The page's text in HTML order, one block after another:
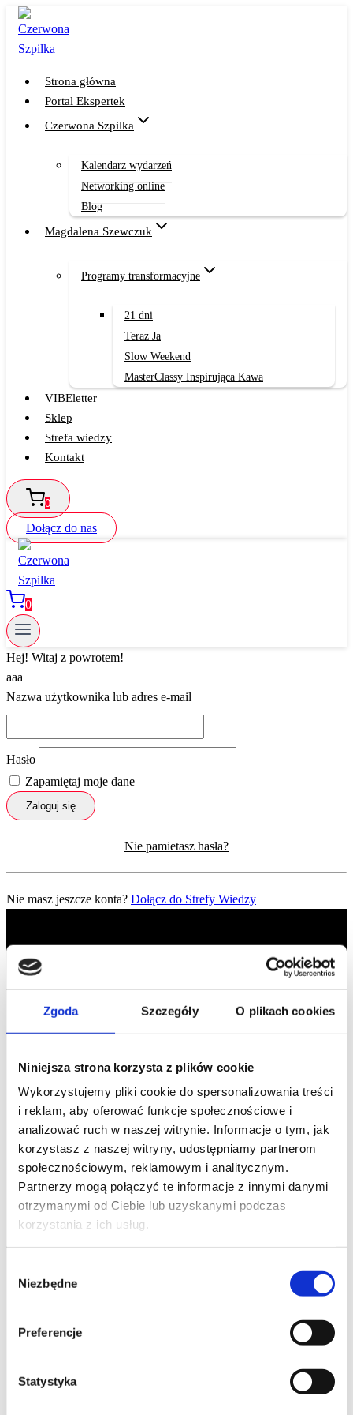
Zgoda Szczegóły O plikach cookies
Niniejsza strona korzysta z plików cookie
Wykorzystujemy pliki cookie do spersonalizowania treści
i reklam, aby oferować funkcje społecznościowe i
analizować ruch w naszej witrynie. Informacje o tym, jak
korzystasz z naszej witryny, udostępniamy partnerom
społecznościowym, reklamowym i analitycznym.
Partnerzy mogą połączyć te informacje z innymi danymi
otrzymanymi od Ciebie lub uzyskanymi podczas
korzystania z ich usług.
zgody
Niezbędne
Preferencje
Statystyka
Przejdź
treści
Strona główna
Portal Ekspertek
Czerwona Szpilka
Kalendarz wydarzeń
Networking online
Blog
Magdalena Szewczuk
Programy transformacyjne
21 dni
Teraz Ja
Slow Weekend
MasterClassy Inspirująca Kawa
VIBEletter
Sklep
Strefa wiedzy
Kontakt
0
Dołącz do nas
0
Hej! Witaj z powrotem!
aaa
Nazwa użytkownika lub adres e-mail
Hasło
Zapamiętaj moje dane
Zaloguj się
Nie pamietasz hasła?
Nie masz jeszcze konta? Dołącz do Strefy Wiedzy
Szpilka
Profil tiktok Czerwona Szpilka
Profil youtube Czerwona
Szpilka
Kontakt
kontakt@czerwonaszpilka.pl